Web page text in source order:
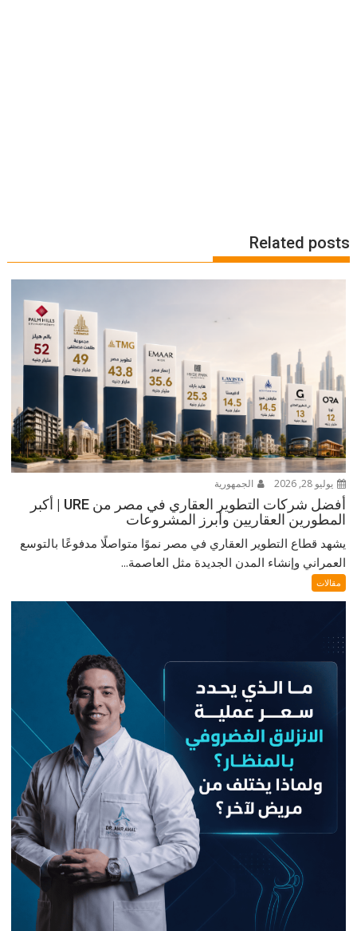
Related posts
يوليو 28, 2026 الجمهورية
أفضل شركات التطوير العقاري في مصر من URE | أكبر
المطورين العقاريين وأبرز المشروعات
يشهد قطاع التطوير العقاري في مصر نموًا متواصلًا مدفوعًا بالتوسع
العمراني وإنشاء المدن الجديدة مثل العاصمة...
مقالات